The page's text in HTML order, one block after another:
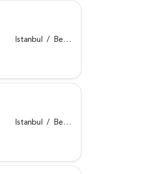
Istanbul / Beykoz
Istanbul / Beykoz